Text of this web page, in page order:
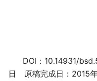
DOI： 10.14931/
日 原稿完成日：2015